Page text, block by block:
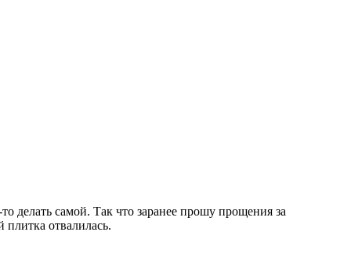
делать самой. Так что заранее прошу прощения за
отвалилась.